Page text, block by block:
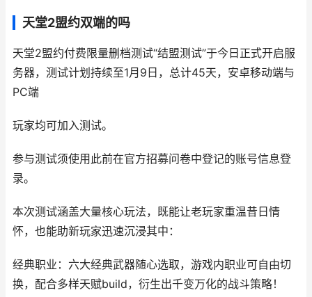
天堂2盟约双端的吗
天堂2盟约付费限量删档测试“结盟测试”于今日正式开启服
务器，测试计划持续至1月9日，总计45天，安卓移动端与
PC端
玩家均可加入测试。
参与测试须使用此前在官方招募问卷中登记的账号信息登
录。
本次测试涵盖大量核心玩法，既能让老玩家重温昔日情
怀，也能助新玩家迅速沉浸其中：
经典职业：六大经典武器随心选取，游戏内职业可自由切
换，配合多样天赋build，衍生出千变万化的战斗策略！